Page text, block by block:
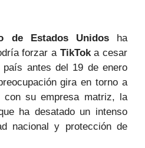
de Estados Unidosha
forzar a TikToka cesar
antes del 19 de enero
gira en torno a
con su empresa matriz, la
ha desatado un intenso
nacional y protección de